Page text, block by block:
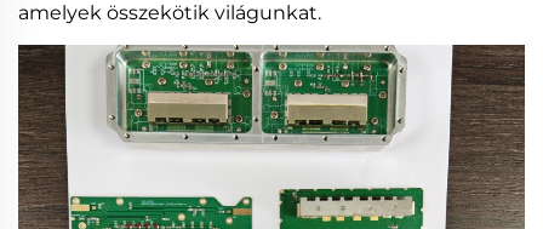
amelyek összekötik világunkat.